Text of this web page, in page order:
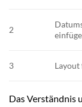
2
3 Layout
Das Verständnis